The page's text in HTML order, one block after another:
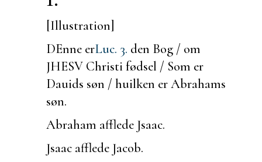
[Illustration]
DEnne erLuc. 3. den Bog / om
JHESV Christi fødsel / Som er
Dauids søn / huilken er Abrahams
søn.
Abraham afflede Jsaac.
Jsaac afflede Jacob.